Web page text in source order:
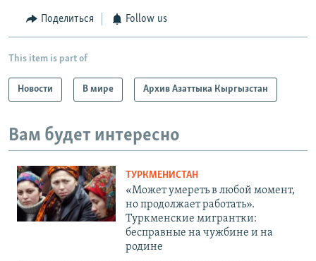
Поделиться Follow us
This item is part of
Новости В мире Архив Азаттыка Кыргызстан
Вам будет интересно
ТУРКМЕНИСТАН
«Может умереть в любой момент,
но продолжает работать».
Туркменские мигрантки:
бесправные на чужбине и на
родине